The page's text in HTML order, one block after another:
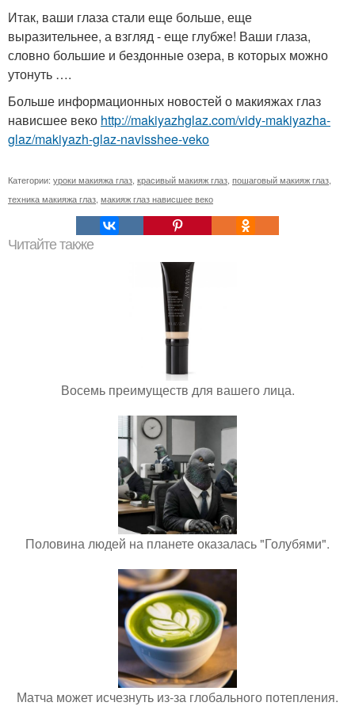
Итак, ваши глаза стали еще больше, еще
выразительнее, а взгляд - еще глубже! Ваши глаза,
словно большие и бездонные озера, в которых можно
утонуть ….
Больше информационных новостей о макияжах глаз
нависшее веко http://makiyazhglaz.com/vidy-makiyazha-
glaz/makiyazh-glaz-navisshee-veko
Категории: уроки макияжа глаз красивый макияж глаз пошаговый макияж глаз
техника макияжа глаз макияж глаз нависшее веко
Читайте также
Восемь преимуществ для вашего лица.
Половина людей на планете оказалась "Голубями".
Матча может исчезнуть из-за глобального потепления.